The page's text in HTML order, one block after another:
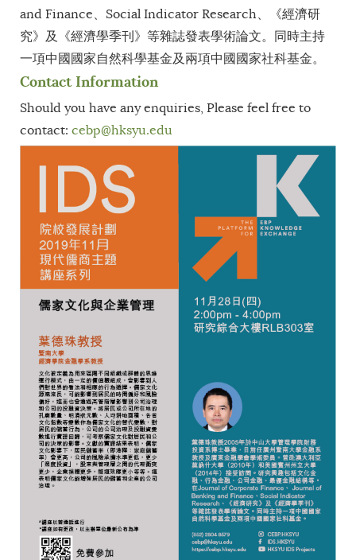
and Finance、Social Indicator Research、《經濟研
究》及《經濟學季刊》等雜誌發表學術論文。同時主持
一項中國國家自然科學基金及兩項中國國家社科基金。
Contact Information
Should you have any enquiries, Please feel free to
contact: cebp@hksyu.edu